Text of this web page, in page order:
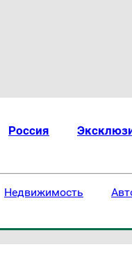
Россия
Недвижимость